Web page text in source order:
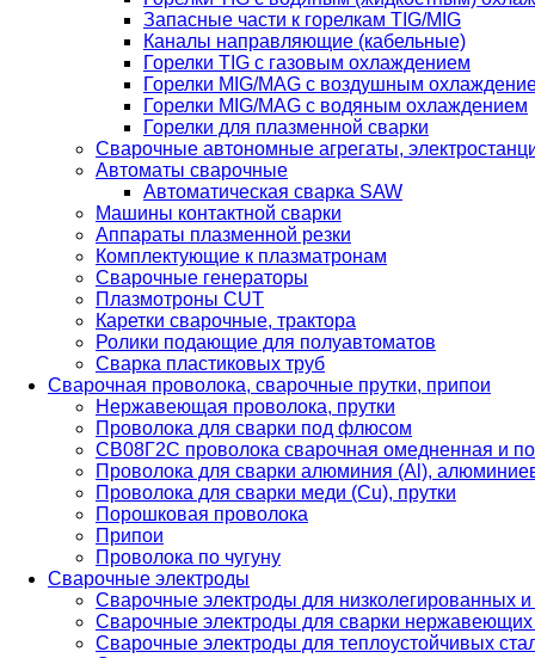
Запасные части к горелкам TIG/MIG
Каналы направляющие (кабельные)
Горелки TIG с газовым охлаждением
Горелки MIG/MAG с воздушным
Горелки MIG/MAG с водяным охлаждением
Горелки для плазменной сварки
Сварочные автономные агрегаты,
Автоматы сварочные
Автоматическая сварка SAW
Машины контактной сварки
Аппараты плазменной резки
Комплектующие к плазматронам
Сварочные генераторы
Плазмотроны CUT
Каретки сварочные, трактора
Ролики подающие для полуавтоматов
Сварка пластиковых труб
Сварочная проволока, сварочные прутки, припои
Нержавеющая проволока, прутки
Проволока для сварки под флюсом
СВ08Г2С проволока сварочная омедненная и
Проволока для сварки алюминия (Al),
Проволока для сварки меди (Cu), прутки
Порошковая проволока
Припои
Проволока по чугуну
Сварочные электроды
Сварочные электроды для низколегированных и
Сварочные электроды для сварки
Сварочные электроды для теплоустойчивых